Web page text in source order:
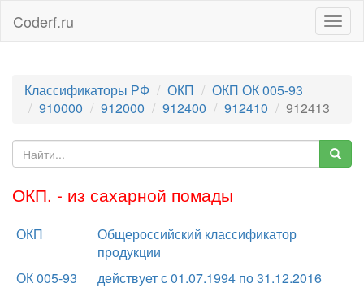
Coderf.ru
Классификаторы РФ ОКП
ОКП ОК 005-93
910000
912000 912400 912410 912413
ОКП. - из сахарной помады
ОКП
Общероссийский классификатор
продукции
ОК 005-93
действует с 01.07.1994 по 31.12.2016